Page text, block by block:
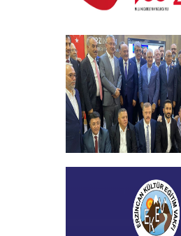
29 EKİM CUMHURİYET
+
Vakfımızın 2023-2024
Toplantısı Yapıldı
+